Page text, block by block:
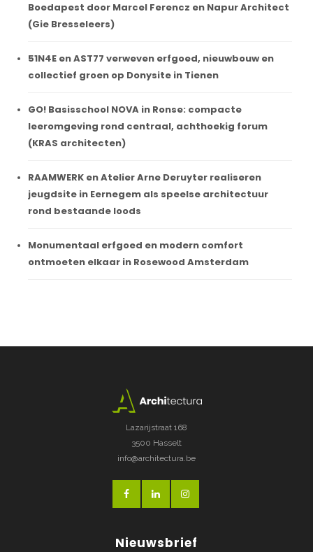
Boedapest door Marcel Ferencz en Napur Architect
(Gie Bresseleers)
51N4E en AST77 verweven erfgoed, nieuwbouw en
collectief groen op Donysite in Tienen
GO! Basisschool NOVA in Ronse: compacte
leeromgeving rond centraal, achthoekig forum
(KRAS architecten)
RAAMWERK en Atelier Arne Deruyter realiseren
jeugdsite in Eernegem als speelse architectuur
rond bestaande loods
Monumentaal erfgoed en modern comfort
ontmoeten elkaar in Rosewood Amsterdam
Lazarijstraat 168
3500 Hasselt
info@architectura.be
Nieuwsbrief